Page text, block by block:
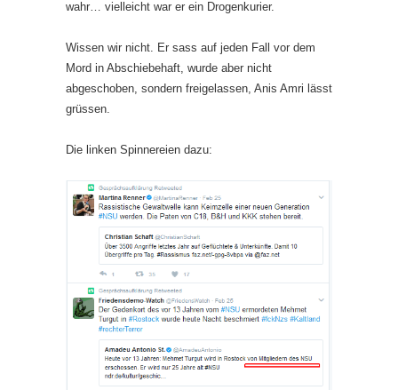
wahr… vielleicht war er ein Drogenkurier.
Wissen wir nicht. Er sass auf jeden Fall vor dem
Mord in Abschiebehaft, wurde aber nicht
abgeschoben, sondern freigelassen, Anis Amri lässt
grüssen.
Die linken Spinnereien dazu: